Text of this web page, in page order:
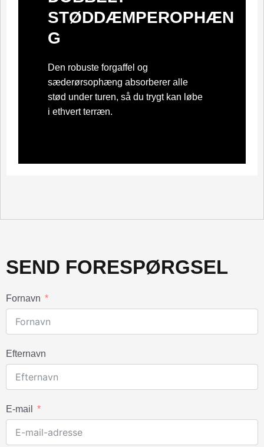
STØDDÆMPEROPHÆN
G
Den robuste forgaffel og
sæderørsophæng absorberer alle
stød under turen, så du trygt kan løbe
i ethvert terræn.
SEND FORESPØRGSEL
Fornavn
Efternavn
E-mail